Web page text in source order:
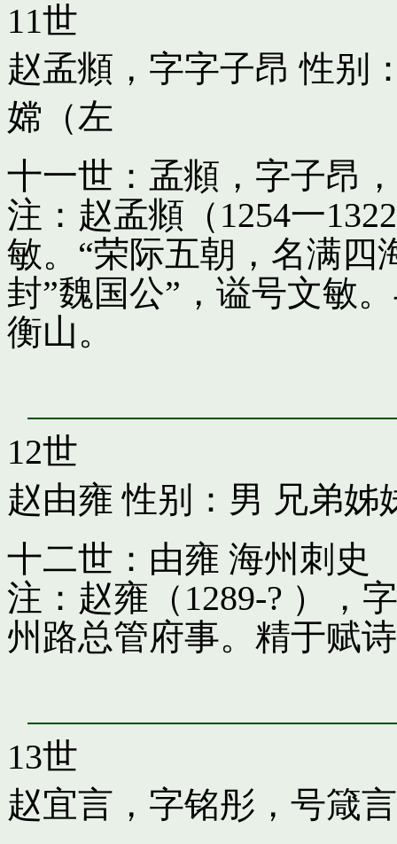
11世
赵孟頫，字字子昂 性别
嫦（左
十一世：孟頫，字子昂
注：赵孟頫（1254一
敏。“荣际五朝，名满四
封”魏国公”，谥号文敏
衡山。
12世
赵由雍 性别：男 兄弟姊
十二世：由雍 海州刺史
注：赵雍（1289-? ），
州路总管府事。精于赋
13世
赵宜言，字铭彤，号箴言